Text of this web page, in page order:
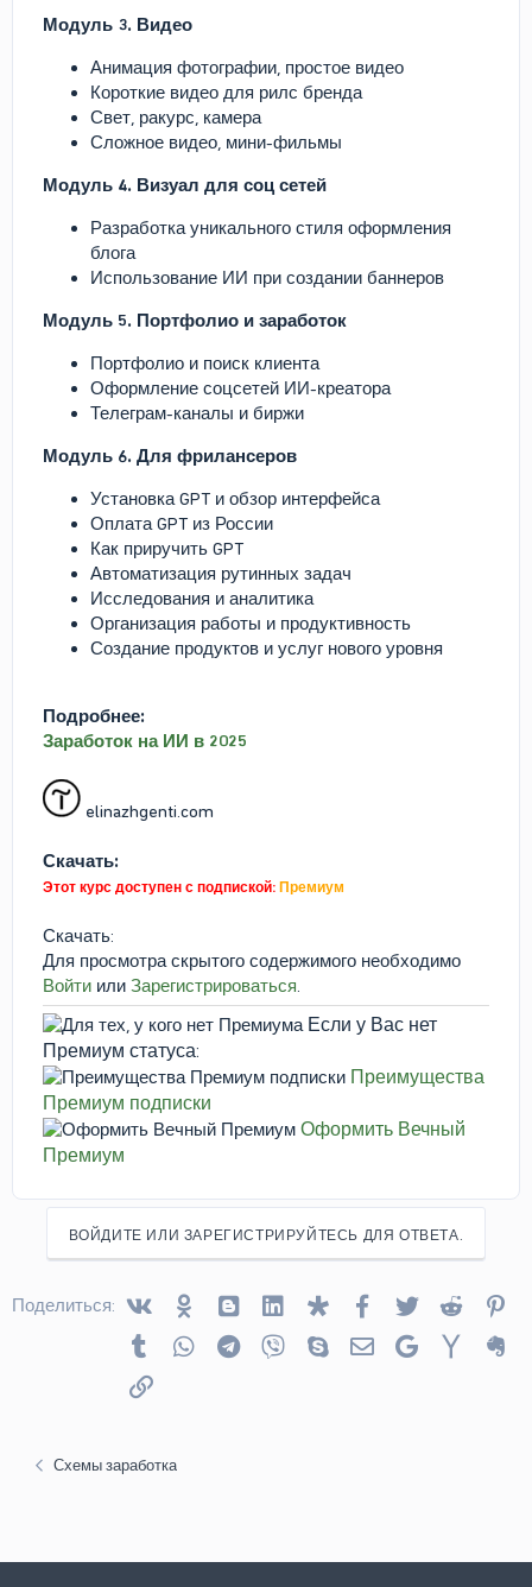
Модуль 3. Видео
Анимация фотографии, простое видео
Короткие видео для рилс бренда
Свет, ракурс, камера
Сложное видео, мини-фильмы
Модуль 4. Визуал для соц сетей
Разработка уникального стиля оформления
блога
Использование ИИ при создании баннеров
Модуль 5. Портфолио и заработок
Портфолио и поиск клиента
Оформление соцсетей ИИ-креатора
Телеграм-каналы и биржи
Модуль 6. Для фрилансеров
Установка GPT и обзор интерфейса
Оплата GPT из России
Как приручить GPT
Автоматизация рутинных задач
Исследования и аналитика
Организация работы и продуктивность
Создание продуктов и услуг нового уровня
Подробнее:
Заработок на ИИ в 2025
elinazhgenti.com
Скачать:
Этот курс доступен с подпиской: Премиум
Скачать:
Для просмотра скрытого содержимого необходимо
Войти или Зарегистрироваться
Если у Вас нет
Премиум статуса:
Преимущества
Премиум подписки
Оформить Вечный
Премиум
ВОЙДИТЕ ИЛИ ЗАРЕГИСТРИРУЙТЕСЬ ДЛЯ ОТВЕТА.
Поделиться: VkontakteOdnoklassniki
Blogger Linked InDiasporaFacebook
TwitterReddit
Tumblr WhatsAppTelegram
Viber SkypeЭлектронная почта
Google Yahoo
Ссылка
Схемы заработка